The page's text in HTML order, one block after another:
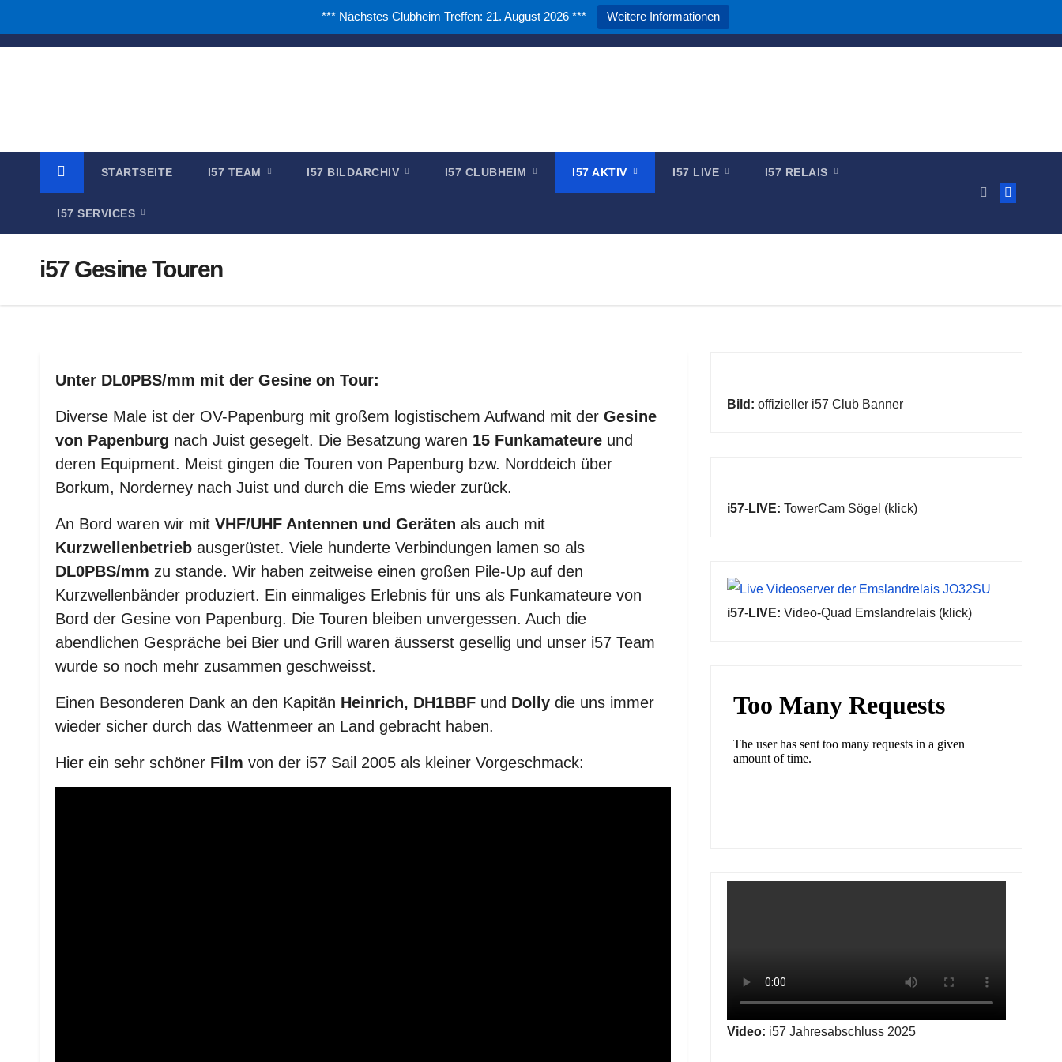
*** Nächstes Clubheim Treffen: 21. August 2026 *** Weitere Informationen
Zum
STARTSEITE I57 TEAM I57 BILDARCHIV I57 CLUBHEIM I57 AKTIV I57 LIVE I57 RELAIS
I57 SERVICES
i57 Gesine Touren
Unter DL0PBS/mm mit der Gesine on Tour:
Diverse Male ist der OV-Papenburg mit großem logistischem Aufwand mit der Gesine
von Papenburg nach Juist gesegelt. Die Besatzung waren 15 Funkamateure und
deren Equipment. Meist gingen die Touren von Papenburg bzw. Norddeich über
Borkum, Norderney nach Juist und durch die Ems wieder zurück.
An Bord waren wir mit VHF/UHF Antennen und Geräten als auch mit
Kurzwellenbetrieb ausgerüstet. Viele hunderte Verbindungen lamen so als
DL0PBS/mm zu stande. Wir haben zeitweise einen großen Pile-Up auf den
Kurzwellenbänder produziert. Ein einmaliges Erlebnis für uns als Funkamateure von
Bord der Gesine von Papenburg. Die Touren bleiben unvergessen. Auch die
abendlichen Gespräche bei Bier und Grill waren äusserst gesellig und unser i57 Team
wurde so noch mehr zusammen geschweisst.
Einen Besonderen Dank an den Kapitän Heinrich, DH1BBF und Dolly die uns immer
wieder sicher durch das Wattenmeer an Land gebracht haben.
Hier ein sehr schöner Film von der i57 Sail 2005 als kleiner Vorgeschmack:
Bild:offizieller i57 Club Banner
i57-LIVE:TowerCam Sögel (klick)
i57-LIVE: Video-Quad Emslandrelais (klick)
Video: i57 Jahresabschluss 2025